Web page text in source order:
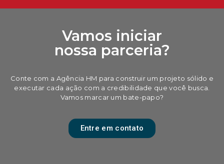
Vamos iniciar
nossa parceria?
Conte com a Agência HM para construir um projeto sólido e
executar cada ação com a credibilidade que você busca.
Vamos marcar um bate-papo?
Entre em contato